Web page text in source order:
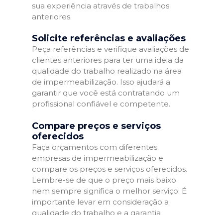
sua experiência através de trabalhos
anteriores.
Solicite referências e avaliações
Peça referências e verifique avaliações de
clientes anteriores para ter uma ideia da
qualidade do trabalho realizado na área
de impermeabilização. Isso ajudará a
garantir que você está contratando um
profissional confiável e competente.
Compare preços e serviços
oferecidos
Faça orçamentos com diferentes
empresas de impermeabilização e
compare os preços e serviços oferecidos.
Lembre-se de que o preço mais baixo
nem sempre significa o melhor serviço. É
importante levar em consideração a
qualidade do trabalho e a garantia